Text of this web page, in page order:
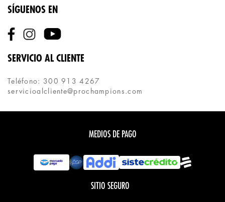
SÍGUENOS EN
SERVICIO AL CLIENTE
Teléfono: 300 913 4267
servicioalcliente@prochampions.com
MEDIOS DE PAGO
SITIO SEGURO